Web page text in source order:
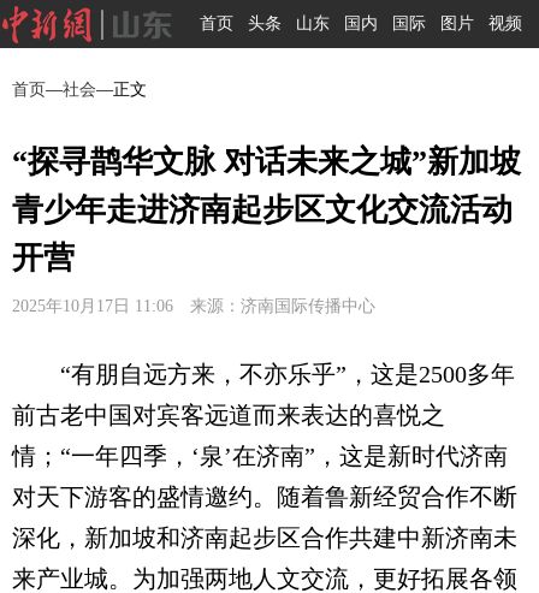
首页 头条 山东 国内 国际 图片 视频
首页—社会—正文
“探寻鹊华文脉 对话未来之城”新加坡
青少年走进济南起步区文化交流活动
开营
2025年10月17日 11:06 来源：济南国际传播中心
“有朋自远方来，不亦乐乎”，这是2500多年
前古老中国对宾客远道而来表达的喜悦之
情；“一年四季，‘泉’在济南”，这是新时代济南
对天下游客的盛情邀约。随着鲁新经贸合作不断
深化，新加坡和济南起步区合作共建中新济南未
来产业城。为加强两地人文交流，更好拓展各领